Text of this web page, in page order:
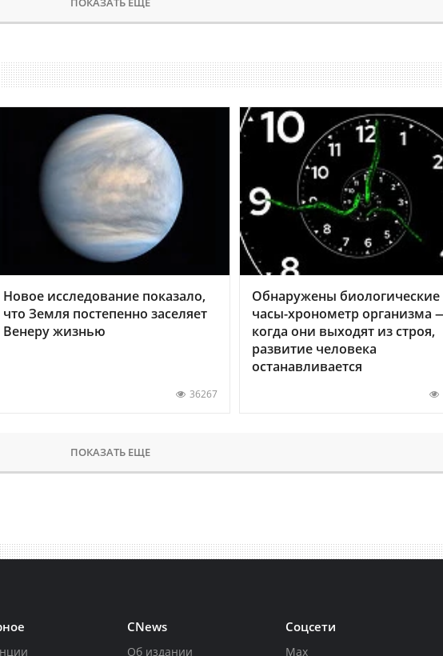
Новое исследование показало,
что Земля постепенно заселяет
Венеру жизнью
36267
Обнаружены биологические
часы-хронометр организма
когда они выходят из строя,
развитие человека
останавливается
ПОКАЗАТЬ ЕЩЕ
CNews
Об издании
Соцсети
Max